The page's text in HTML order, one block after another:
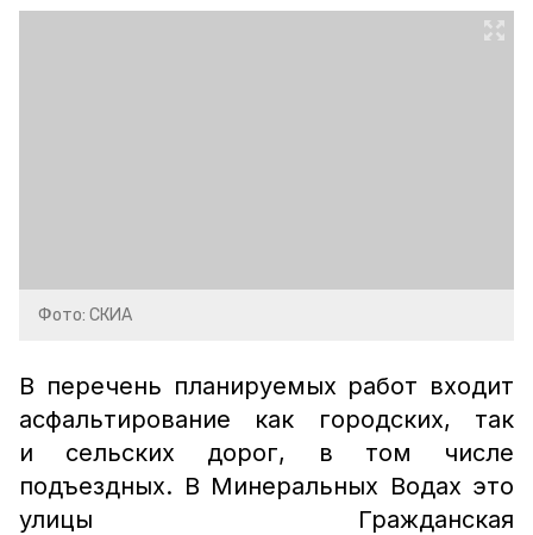
Фото: СКИА
В перечень планируемых работ входит
асфальтирование как городских, так
и сельских дорог, в том числе
подъездных. В Минеральных Водах это
улицы Гражданская